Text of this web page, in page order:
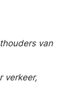
van
verkeer,